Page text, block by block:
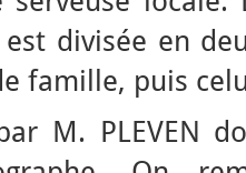
est divisée en
famille, puis
M. PLEVEN